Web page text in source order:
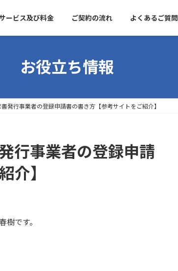
ービス及び料金 ご契約の流れ よくあるご質問
お役立ち情報
発行事業者の登録申請書の書き方【参考サイトをご紹介】
行事業者の登録申請
介】
樹です。